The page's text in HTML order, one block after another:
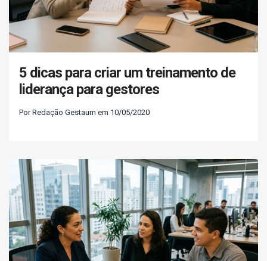
5 dicas para criar um treinamento de
liderança para gestores
Por Redação Gestaum em 10/05/2020